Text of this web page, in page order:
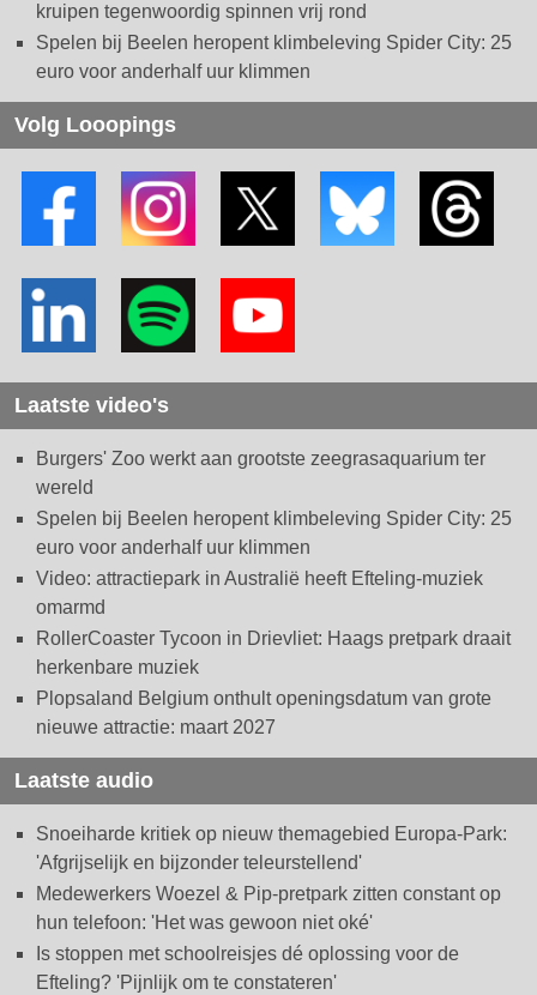
kruipen tegenwoordig spinnen vrij rond
Spelen bij Beelen heropent klimbeleving Spider City: 25
euro voor anderhalf uur klimmen
Volg Looopings
Laatste video's
Burgers' Zoo werkt aan grootste zeegrasaquarium ter
wereld
Spelen bij Beelen heropent klimbeleving Spider City: 25
euro voor anderhalf uur klimmen
Video: attractiepark in Australië heeft Efteling-muziek
omarmd
RollerCoaster Tycoon in Drievliet: Haags pretpark draait
herkenbare muziek
Plopsaland Belgium onthult openingsdatum van grote
nieuwe attractie: maart 2027
Laatste audio
Snoeiharde kritiek op nieuw themagebied Europa-Park:
'Afgrijselijk en bijzonder teleurstellend'
Medewerkers Woezel & Pip-pretpark zitten constant op
hun telefoon: 'Het was gewoon niet oké'
Is stoppen met schoolreisjes dé oplossing voor de
Efteling? 'Pijnlijk om te constateren'